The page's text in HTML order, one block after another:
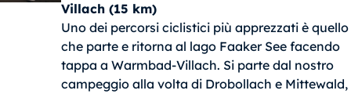
Villach (15 km)
Uno dei percorsi ciclistici più apprezzati è quello
che parte e ritorna al lago Faaker See facendo
tappa a Warmbad-Villach. Si parte dal nostro
campeggio alla volta di Drobollach e Mittewald,